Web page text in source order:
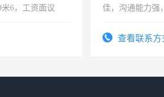
6，工资面议
佳，沟通能力强
查看联系方